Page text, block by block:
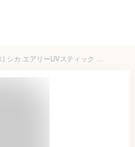
VTCOSMETICS(ブイティコスメテックス) シカ エアリーUVスティック SPF50+ PA++++ 日焼け止め サンケア サンスティック 保湿 敏感肌 乾燥肌 スキンケア 韓国コスメ